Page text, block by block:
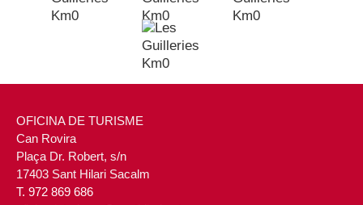
OFICINA DE TURISME
Can Rovira
Plaça Dr. Robert, s/n
17403 Sant Hilari Sacalm
T. 972 869 686